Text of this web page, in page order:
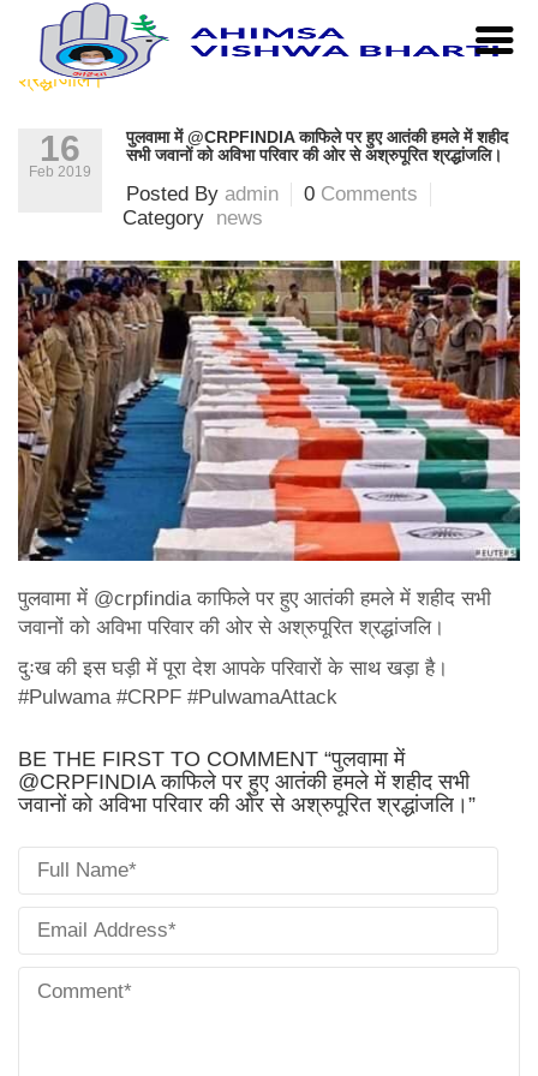
Home | news | पुलवामा में @crpfindia काफिले पर हुए आतंकी
हमले में शहीद सभी जवानों को अविभा परिवार की ओर से अश्रुपूरित
श्रद्धांजलि।
16
Feb 2019
पुलवामा में @CRPFINDIA काफिले पर हुए आतंकी हमले में शहीद
सभी जवानों को अविभा परिवार की ओर से अश्रुपूरित श्रद्धांजलि।
Posted By admin 0 Comments
Category news
पुलवामा में @crpfindia काफिले पर हुए आतंकी हमले में शहीद सभी
जवानों को अविभा परिवार की ओर से अश्रुपूरित श्रद्धांजलि।
दुःख की इस घड़ी में पूरा देश आपके परिवारों के साथ खड़ा है।
#Pulwama #CRPF #PulwamaAttack
BE THE FIRST TO COMMENT “पुलवामा में
@CRPFINDIA काफिले पर हुए आतंकी हमले में शहीद सभी
जवानों को अविभा परिवार की ओर से अश्रुपूरित श्रद्धांजलि।”